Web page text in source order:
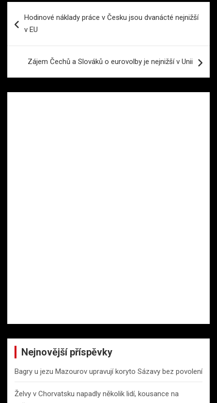
proHodinové náklady práce v Česku jsou dvanácté nejnižší
v EU
Zájem Čechů a Slováků o eurovolby je nejnižší v Unii
Nejnovější příspěvky
Bagry u jezu Mazourov upravují koryto Sázavy bez povolení
Želvy v Chorvatsku napadly několik lidí, kousance na